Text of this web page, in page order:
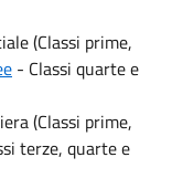
(Classi prime,
- Classi quarte e
(Classi prime,
terze, quarte e